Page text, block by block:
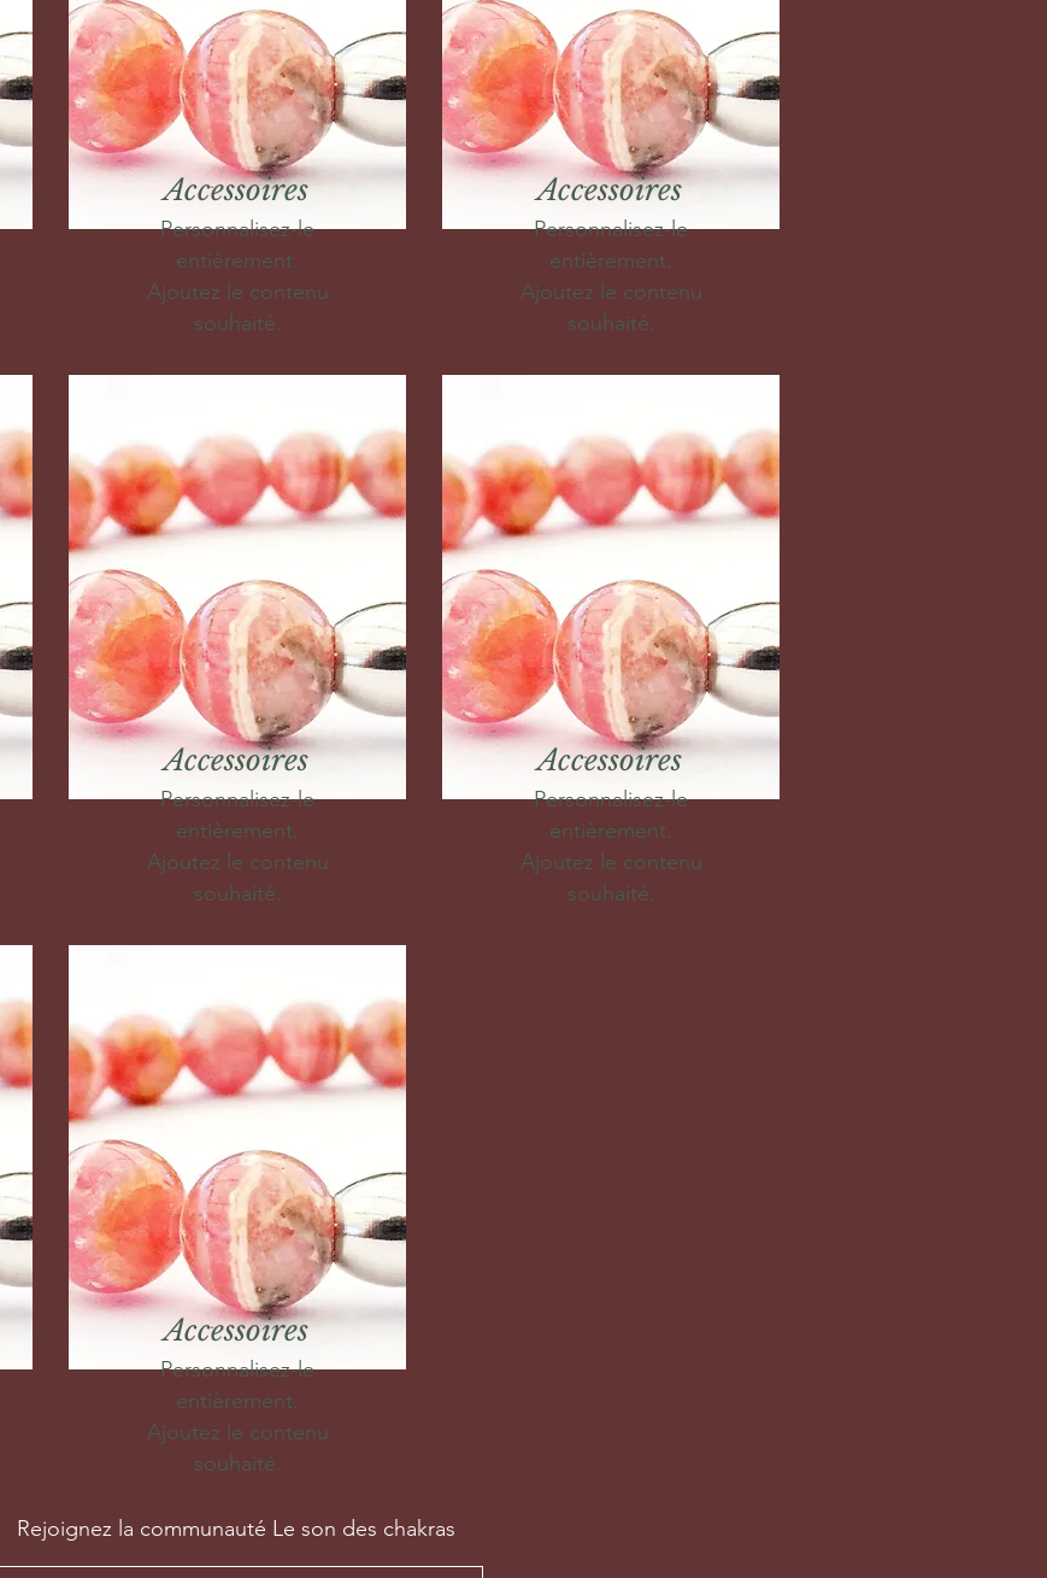
Accessoires
Personnalisez-le
entièrement.
Ajoutez le contenu
souhaité.
Accessoires
Personnalisez-le
entièrement.
Ajoutez le contenu
souhaité.
Accessoires
Personnalisez-le
entièrement.
Ajoutez le contenu
souhaité.
Accessoires
Personnalisez-le
entièrement.
Ajoutez le contenu
souhaité.
Accessoires
Personnalisez-le
entièrement.
Ajoutez le contenu
souhaité.
Rejoignez la communauté Le son des chakras